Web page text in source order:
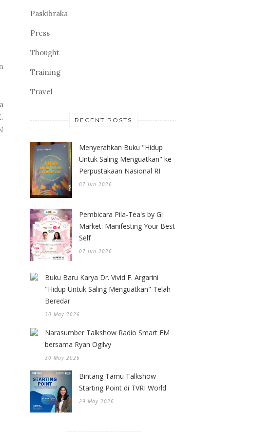
Paskibraka
Press
Thought
Training
Travel
RECENT POSTS
Menyerahkan Buku "Hidup
Untuk Saling Menguatkan" ke
Perpustakaan Nasional RI
07 Jun 2026
Pembicara Pila-Tea's by G!
Market: Manifesting Your Best
Self
07 Jun 2026
Buku Baru Karya Dr. Vivid F. Argarini
"Hidup Untuk Saling Menguatkan" Telah
Beredar
30 May 2026
Narasumber Talkshow Radio Smart FM
bersama Ryan Ogilvy
30 May 2026
Bintang Tamu Talkshow
Starting Point di TVRI World
29 May 2026